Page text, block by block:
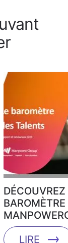
DÉCOUVREZ
LIRE